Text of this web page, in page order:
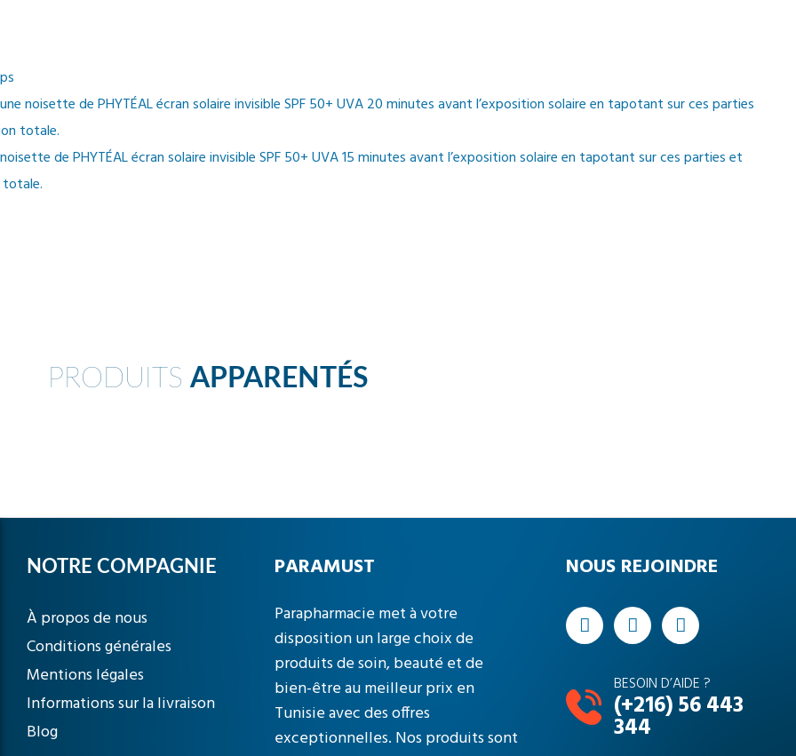
noisette de PHYTÉAL écran solaire invisible SPF 50+ UVA 20 minutes avant l’exposition solaire en tapotant sur ces parties
totale.
de PHYTÉAL écran solaire invisible SPF 50+ UVA 15 minutes avant l’exposition solaire en tapotant sur ces parties et
totale.
PRODUITS APPARENTÉS
NOTRE COMPAGNIE
À propos de nous
Conditions générales
Mentions légales
Informations sur la livraison
Blog
PARAMUST
Parapharmacie met à votre
disposition un large choix de
produits de soin, beauté et de
bien-être au meilleur prix en
Tunisie avec des offres
exceptionnelles. Nos produits sont
NOUS REJOINDRE
BESOIN D’AIDE ?
(+216) 56 443
344